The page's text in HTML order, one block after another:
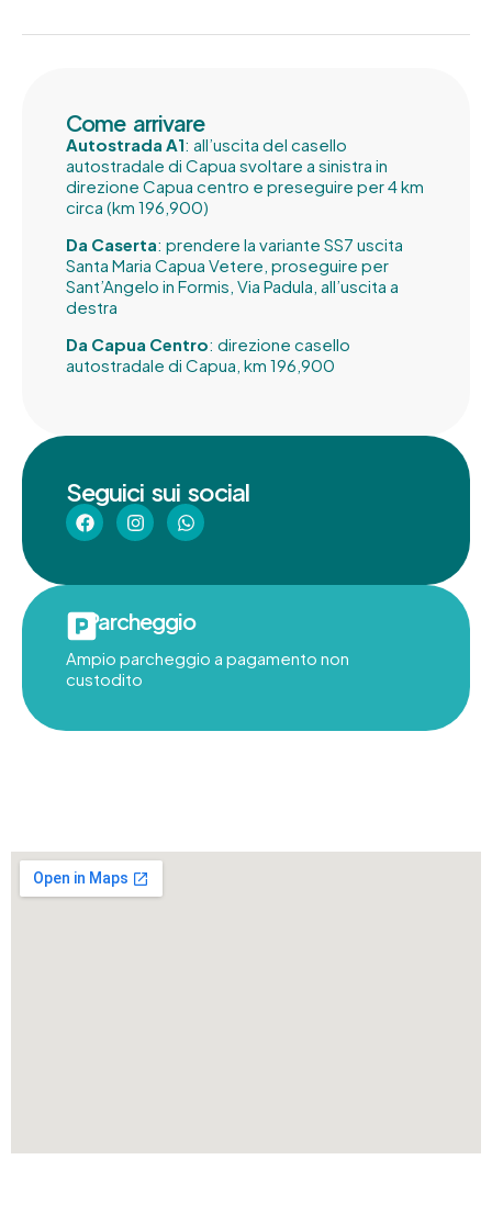
Come arrivare
Autostrada A1: all’uscita del casello
autostradale di Capua svoltare a sinistra in
direzione Capua centro e preseguire per 4 km
circa (km 196,900)
Da Caserta: prendere la variante SS7 uscita
Santa Maria Capua Vetere, proseguire per
Sant’Angelo in Formis, Via Padula, all’uscita a
destra
Da Capua Centro: direzione casello
autostradale di Capua, km 196,900
Seguici sui social
Parcheggio
Ampio parcheggio a pagamento non
custodito